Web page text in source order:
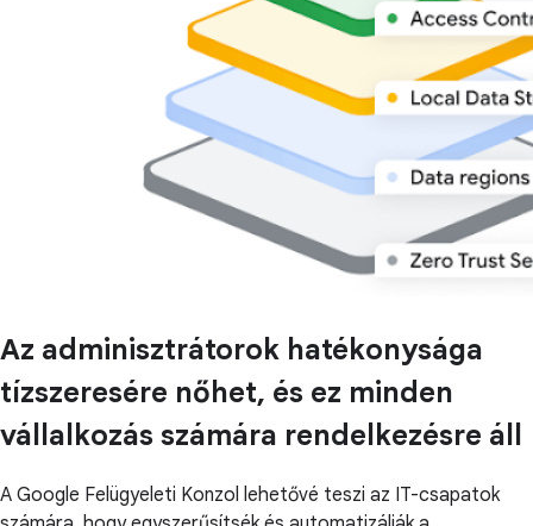
Az adminisztrátorok hatékonysága
tízszeresére nőhet, és ez minden
vállalkozás számára rendelkezésre áll
A Google Felügyeleti Konzol lehetővé teszi az IT-csapatok